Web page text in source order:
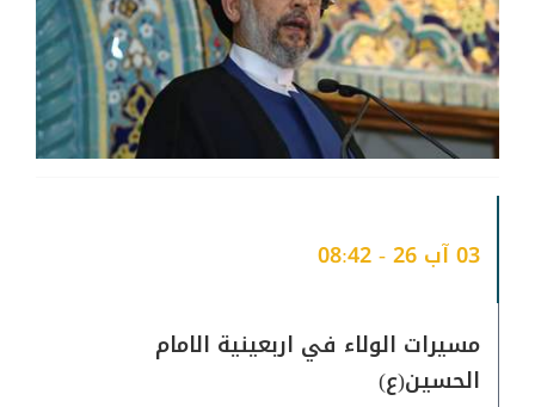
03 آب 26 - 08:42
مسيرات الولاء في اربعينية الامام
الحسين(ع)